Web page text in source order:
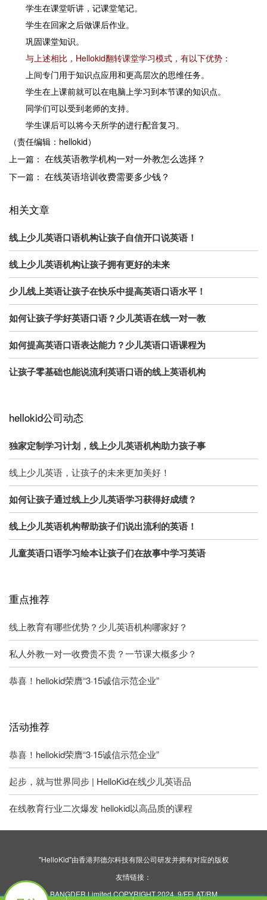
学生在课堂听讲，记课堂笔记。
学生在回家之后做课后作业。
巩固课堂知识。
与上述相比，Hellokid翻转课堂学习模式，有以下优势：
上间专门用于知识点应用和更高层次的思维任务。
学生在上课前就可以在电脑上学习到本节课的知识点。
同学们可以受到老师的支持。
学生课后可以将今天所学的进行配音复习。
（责任编辑：hellokid）
上一篇： 在线英语教学机构一对一外教怎么选择？
下一篇： 在线英语培训收费需要多少钱？
相关文章
线上少儿英语口语机构让孩子自信开口说英语！
线上少儿英语机构让孩子拥有更好的未来
少儿线上英语让孩子在快乐中提高英语口语水平！
如何让孩子学好英语口语？少儿英语在线一对一教
如何提高英语口语表达能力？少儿英语口语课程为
让孩子零基础也能说流利英语口语的线上英语机构
hellokid公司动态
独家定制学习计划，线上少儿英语机构助力孩子事
线上少儿英语，让孩子的未来更加美好！
如何让孩子通过线上少儿英语学习获得好成绩？
线上少儿英语机构帮助孩子们说出流利的英语！
儿童英语口语学习绘本让孩子们在故事中学习英语
重点推荐
线上教育有哪些优势？少儿英语机构哪家好？
私人外教一对一收费贵不贵？一节课大概多少？
恭喜！hellokid荣膺“3·15诚信示范企业”
活动推荐
恭喜！hellokid荣膺“3·15诚信示范企业”
起步，就与世界同步 | HelloKid在线少儿英语品
在线教育行业二次爆发 hellokid以高品质的课程
"HelloKid"由香港邦德尔科技有限公司研发并拥有对应的版权
友情链接：
BANGDER Limited COPYRIGHT 2024. 9/FFLAT/RM